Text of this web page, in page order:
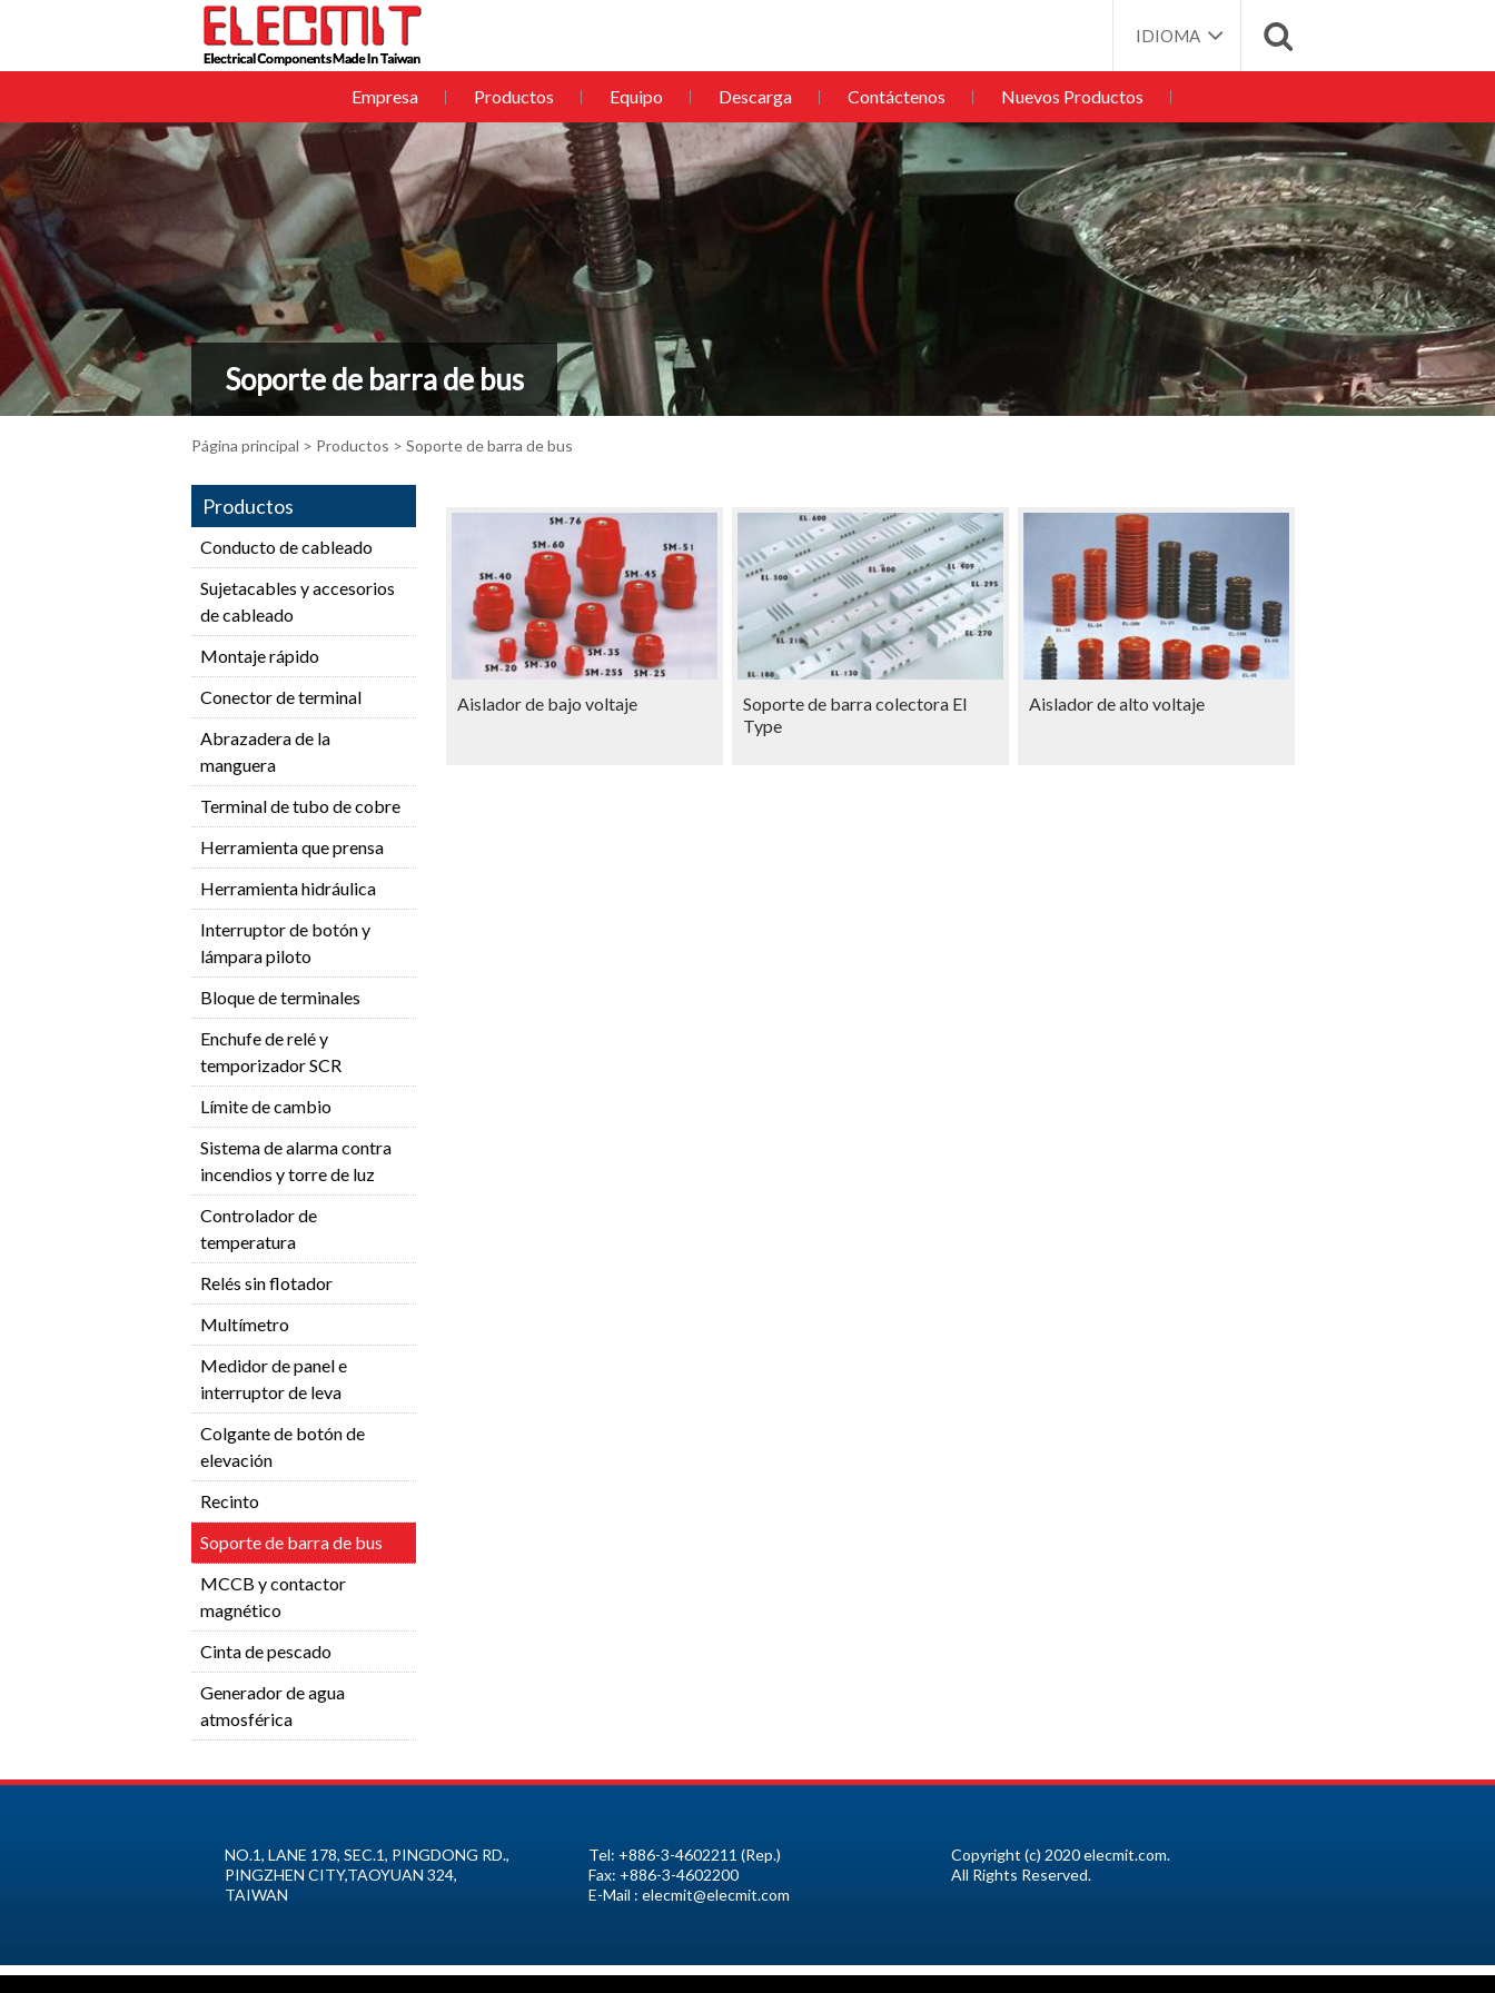
IDIOMA
Empresa Productos Equipo Descarga Contáctenos Nuevos Productos
Soporte de barra de bus
Página principal > Productos > Soporte de barra de bus
Productos
Conducto de cableado
Sujetacables y accesorios
de cableado
Montaje rápido
Conector de terminal
Abrazadera de la
manguera
Terminal de tubo de cobre
Herramienta que prensa
Herramienta hidráulica
Interruptor de botón y
lámpara piloto
Bloque de terminales
Enchufe de relé y
temporizador SCR
Límite de cambio
Sistema de alarma contra
incendios y torre de luz
Controlador de
temperatura
Relés sin flotador
Multímetro
Medidor de panel e
interruptor de leva
Colgante de botón de
elevación
Recinto
Soporte de barra de bus
MCCB y contactor
magnético
Cinta de pescado
Generador de agua
atmosférica
Aislador de bajo voltaje
Soporte de barra colectora El
Type
Aislador de alto voltaje
NO.1, LANE 178, SEC.1, PINGDONG RD.,
PINGZHEN CITY,TAOYUAN 324,
TAIWAN
Tel: +886-3-4602211 (Rep.)
Fax: +886-3-4602200
E-Mail : elecmit@elecmit.com
Copyright (c) 2020 elecmit.com.
All Rights Reserved.